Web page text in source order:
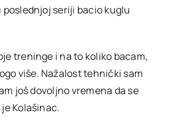
poslednjoj seriji bacio kuglu
treninge i na to koliko bacam,
više. Nažalost tehnički sam
još dovoljno vremena da se
Kolašinac.